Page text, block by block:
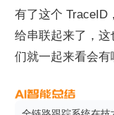
有了这个 TraceID
给串联起来了，
们就一起来看会有